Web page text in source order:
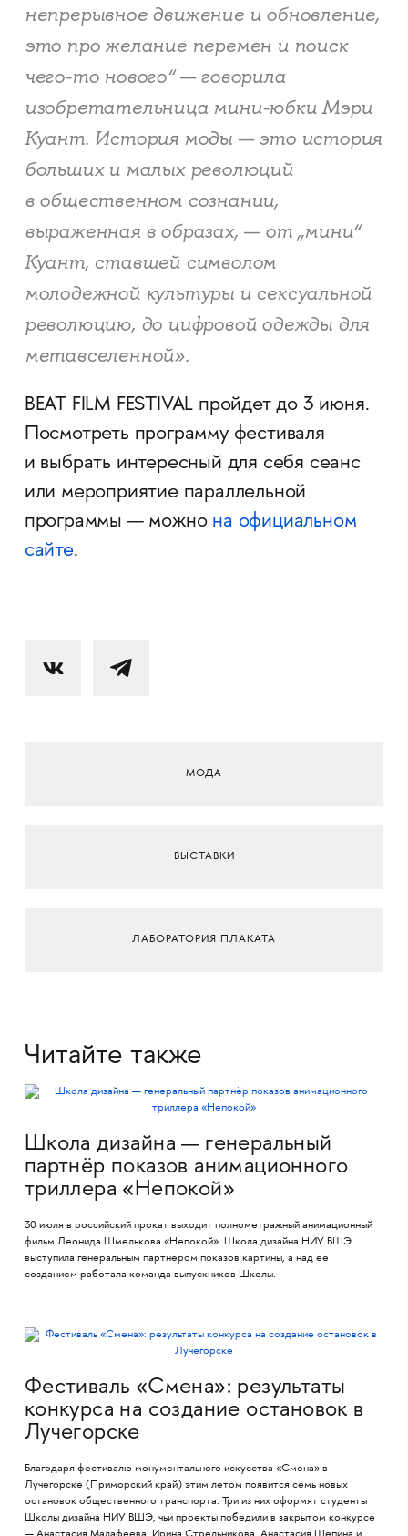
непрерывное движение и обновление,
это про желание перемен и поиск
чего-то нового“ — говорила
изобретательница мини-юбки Мэри
Куант. История моды — это история
больших и малых революций
в общественном сознании,
выраженная в образах, — от „мини“
Куант, ставшей символом
молодежной культуры и сексуальной
революцию, до цифровой одежды для
метавселенной».
BEAT FILM FESTIVAL пройдет до 3 июня.
Посмотреть программу фестиваля
и выбрать интересный для себя сеанс
или мероприятие параллельной
программы — можно на официальном
сайте.
МОДА
ВЫСТАВКИ
ЛАБОРАТОРИЯ ПЛАКАТА
Читайте также
Школа дизайна — генеральный
партнёр показов анимационного
триллера «Непокой»
30 июля в российский прокат выходит полнометражный анимационный
фильм Леонида Шмелькова «Непокой». Школа дизайна НИУ ВШЭ
выступила генеральным партнёром показов картины, а над её
созданием работала команда выпускников Школы.
Фестиваль «Смена»: результаты
конкурса на создание остановок в
Лучегорске
Благодаря фестивалю монументального искусства «Смена» в
Лучегорске (Приморский край) этим летом появится семь новых
остановок общественного транспорта. Три из них оформят студенты
Школы дизайна НИУ ВШЭ, чьи проекты победили в закрытом конкурсе